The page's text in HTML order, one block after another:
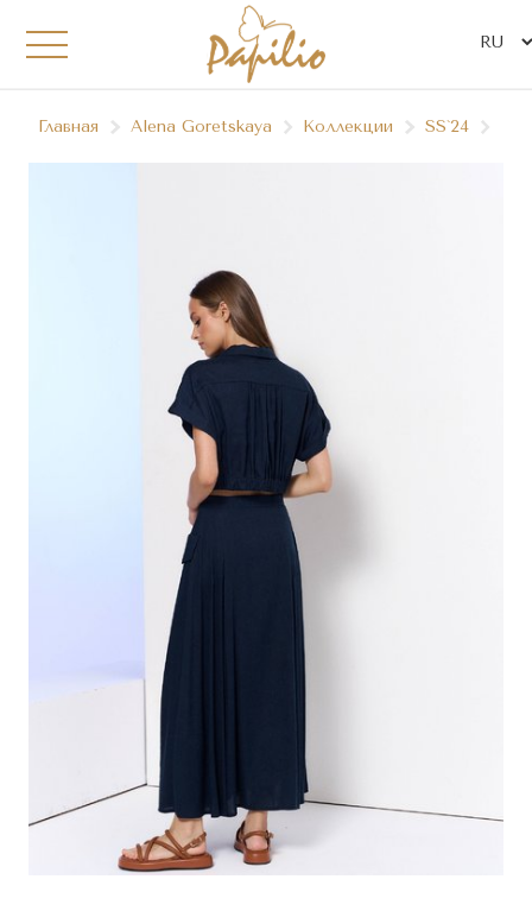
Главная Alena Goretskaya Коллекции SS`24